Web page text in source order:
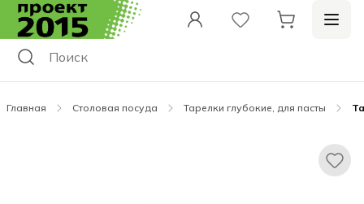
Главная Столовая посуда Тарелки глубокие, для пасты